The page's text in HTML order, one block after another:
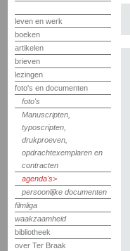
leven en werk
boeken
artikelen
brieven
lezingen
foto's en documenten
foto's
Manuscripten,
typoscripten,
drukproeven,
opdrachtexemplaren en
contracten
agenda's
persoonlijke documenten
filmliga
waakzaamheid
bibliotheek
over Ter Braak